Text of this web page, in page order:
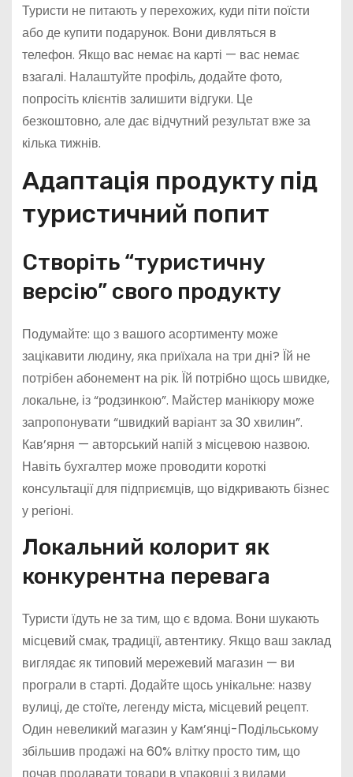
Туристи не питають у перехожих, куди піти поїсти
або де купити подарунок. Вони дивляться в
телефон. Якщо вас немає на карті — вас немає
взагалі. Налаштуйте профіль, додайте фото,
попросіть клієнтів залишити відгуки. Це
безкоштовно, але дає відчутний результат вже за
кілька тижнів.
Адаптація продукту під
туристичний попит
Створіть “туристичну
версію” свого продукту
Подумайте: що з вашого асортименту може
зацікавити людину, яка приїхала на три дні? Їй не
потрібен абонемент на рік. Їй потрібно щось швидке,
локальне, із “родзинкою”. Майстер манікюру може
запропонувати “швидкий варіант за 30 хвилин”.
Кав’ярня — авторський напій з місцевою назвою.
Навіть бухгалтер може проводити короткі
консультації для підприємців, що відкривають бізнес
у регіоні.
Локальний колорит як
конкурентна перевага
Туристи їдуть не за тим, що є вдома. Вони шукають
місцевий смак, традиції, автентику. Якщо ваш заклад
виглядає як типовий мережевий магазин — ви
програли в старті. Додайте щось унікальне: назву
вулиці, де стоїте, легенду міста, місцевий рецепт.
Один невеликий магазин у Кам’янці-Подільському
збільшив продажі на 60% влітку просто тим, що